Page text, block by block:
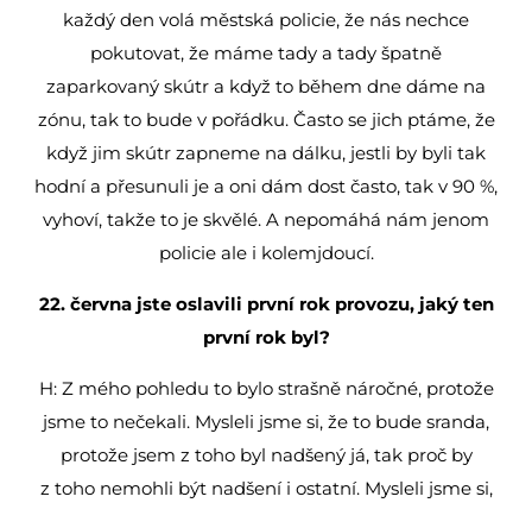
každý den volá městská policie, že nás nechce
pokutovat, že máme tady a tady špatně
zaparkovaný skútr a když to během dne dáme na
zónu, tak to bude v pořádku. Často se jich ptáme, že
když jim skútr zapneme na dálku, jestli by byli tak
hodní a přesunuli je a oni dám dost často, tak v 90 %,
vyhoví, takže to je skvělé. A nepomáhá nám jenom
policie ale i kolemjdoucí.
22. června jste oslavili první rok provozu, jaký ten
první rok byl?
H: Z mého pohledu to bylo strašně náročné, protože
jsme to nečekali. Mysleli jsme si, že to bude sranda,
protože jsem z toho byl nadšený já, tak proč by
z toho nemohli být nadšení i ostatní. Mysleli jsme si,